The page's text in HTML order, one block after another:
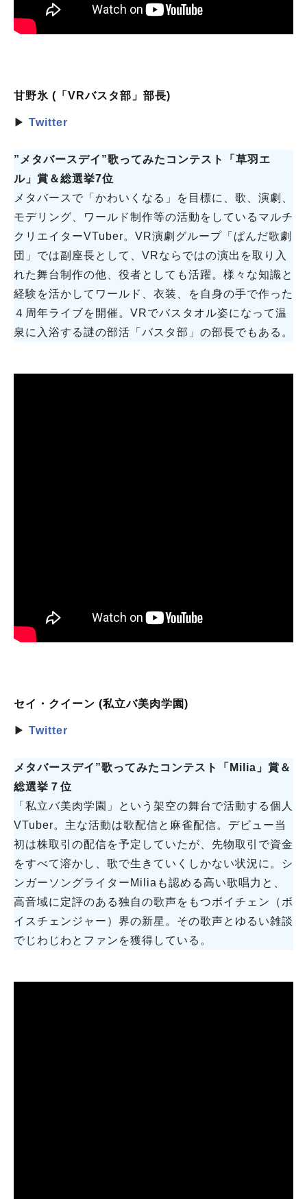
甘野氷 (「VRバスタ部」部長)
▶ Twitter
”メタバースデイ”歌ってみたコンテスト「草羽エ
ル」賞＆総選挙7位
メタバースで「かわいくなる」を目標に、歌、演劇、
モデリング、ワールド制作等の活動をしているマルチ
クリエイターVTuber。VR演劇グループ「ぱんだ歌劇
団」では副座長として、VRならではの演出を取り入
れた舞台制作の他、役者としても活躍。様々な知識と
経験を活かしてワールド、衣装、を自身の手で作った
４周年ライブを開催。VRでバスタオル姿になって温
泉に入浴する謎の部活「バスタ部」の部長でもある。
セイ・クイーン (私立バ美肉学園)
▶ Twitter
メタバースデイ”歌ってみたコンテスト「Milia」賞＆
総選挙７位
「私立バ美肉学園」という架空の舞台で活動する個人
VTuber。主な活動は歌配信と麻雀配信。デビュー当
初は株取引の配信を予定していたが、先物取引で資金
をすべて溶かし、歌で生きていくしかない状況に。シ
ンガーソングライターMiliaも認める高い歌唱力と、
高音域に定評のある独自の歌声をもつボイチェン（ボ
イスチェンジャー）界の新星。その歌声とゆるい雑談
でじわじわとファンを獲得している。